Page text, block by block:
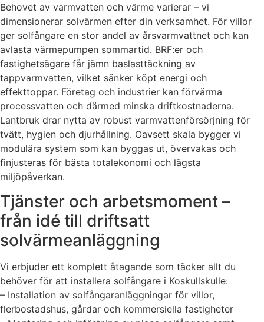
Behovet av varmvatten och värme varierar – vi
dimensionerar solvärmen efter din verksamhet. För villor
ger solfångare en stor andel av årsvarmvattnet och kan
avlasta värmepumpen sommartid. BRF:er och
fastighetsägare får jämn baslasttäckning av
tappvarmvatten, vilket sänker köpt energi och
effekttoppar. Företag och industrier kan förvärma
processvatten och därmed minska driftkostnaderna.
Lantbruk drar nytta av robust varmvattenförsörjning för
tvätt, hygien och djurhållning. Oavsett skala bygger vi
modulära system som kan byggas ut, övervakas och
finjusteras för bästa totalekonomi och lägsta
miljöpåverkan.
Tjänster och arbetsmoment –
från idé till driftsatt
solvärmeanläggning
Vi erbjuder ett komplett åtagande som täcker allt du
behöver för att installera solfångare i Koskullskulle:
– Installation av solfångaranläggningar för villor,
flerbostadshus, gårdar och kommersiella fastigheter